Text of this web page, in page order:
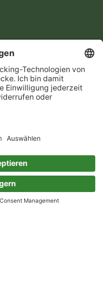
Jobs
Presse
Verlage
Partnerprogramm
Firmenkunden